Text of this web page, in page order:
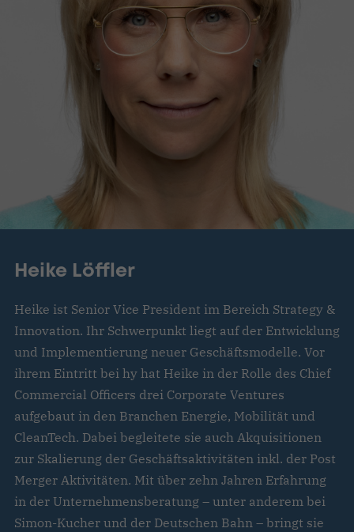
Heike Löffler
Heike ist Senior Vice President im Bereich Strategy &
Innovation. Ihr Schwerpunkt liegt auf der Entwicklung
und Implementierung neuer Geschäftsmodelle. Vor
ihrem Eintritt bei hy hat Heike in der Rolle des Chief
Commercial Officers drei Corporate Ventures
aufgebaut in den Branchen Energie, Mobilität und
CleanTech. Dabei begleitete sie auch Akquisitionen
zur Skalierung der Geschäftsaktivitäten inkl. der Post
Merger Aktivitäten. Mit über zehn Jahren Erfahrung
in der Unternehmensberatung – unter anderem bei
Simon-Kucher und der Deutschen Bahn – bringt sie